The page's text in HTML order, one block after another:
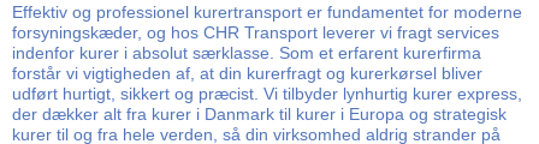
Effektiv og professionel kurertransport er fundamentet for moderne
forsyningskæder, og hos CHR Transport leverer vi fragt services
indenfor kurer i absolut særklasse. Som et erfarent kurerfirma
forstår vi vigtigheden af, at din kurerfragt og kurerkørsel bliver
udført hurtigt, sikkert og præcist. Vi tilbyder lynhurtig kurer express,
der dækker alt fra kurer i Danmark til kurer i Europa og strategisk
kurer til og fra hele verden, så din virksomhed aldrig strander på